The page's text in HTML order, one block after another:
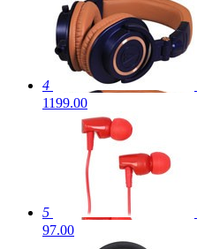
4
1199.00
5
97.00